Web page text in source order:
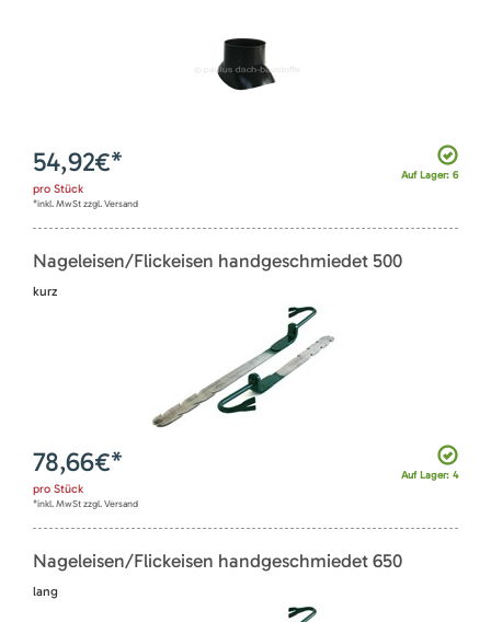
Auf Lager: 6
54,92€*
pro Stück
*inkl. MwSt zzgl. Versand
Nageleisen/Flickeisen handgeschmiedet 500
kurz
Auf Lager: 4
78,66€*
pro Stück
*inkl. MwSt zzgl. Versand
Nageleisen/Flickeisen handgeschmiedet 650
lang